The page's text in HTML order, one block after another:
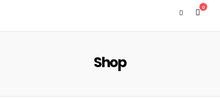
0
Shop